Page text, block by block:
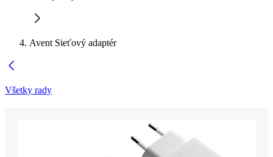
Avent Sieťový adaptér
Všetky rady